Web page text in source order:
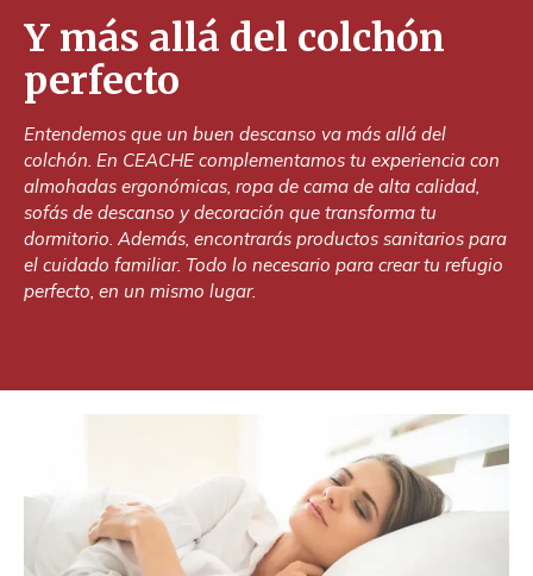
Y más allá del colchón
perfecto
Entendemos que un buen descanso va más allá del
colchón. En CEACHE complementamos tu experiencia con
almohadas ergonómicas, ropa de cama de alta calidad,
sofás de descanso y decoración que transforma tu
dormitorio. Además, encontrarás productos sanitarios para
el cuidado familiar. Todo lo necesario para crear tu refugio
perfecto, en un mismo lugar.